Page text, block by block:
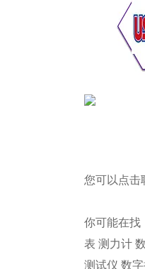
您可以点击
你可能在找
表 测力计
测试仪 数